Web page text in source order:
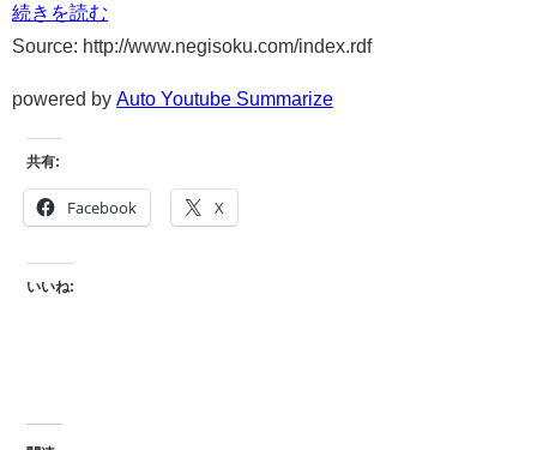
続きを読む
Source: http://www.negisoku.com/index.rdf
powered by Auto Youtube Summarize
共有:
Facebook X
いいね: